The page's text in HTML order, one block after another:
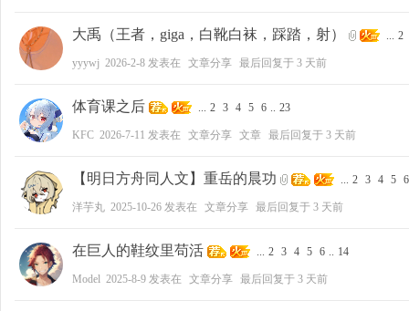
大禹（王者，giga，白靴白袜，踩踏，射） ... 2
yyywj 2026-2-8 发表在 文章分享 最后回复于 3 天前
体育课之后 ... 2 3 4 5 6 .. 23
KFC 2026-7-11 发表在 文章分享 文章 最后回复于 3 天前
【明日方舟同人文】重岳的晨功 ... 2 3 4 5 6
洋芋丸 2025-10-26 发表在 文章分享 最后回复于 3 天前
在巨人的鞋纹里苟活 ... 2 3 4 5 6 .. 14
Model 2025-8-9 发表在 文章分享 最后回复于 3 天前